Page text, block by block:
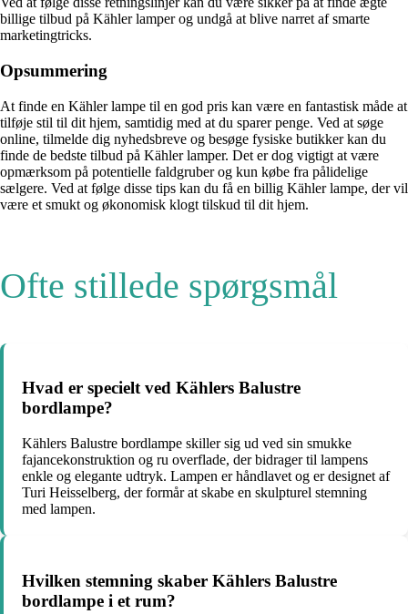
billige tilbud på Kähler lamper og undgå at blive narret af smarte
marketingtricks.
Opsummering
At finde en Kähler lampe til en god pris kan være en fantastisk måde at
tilføje stil til dit hjem, samtidig med at du sparer penge. Ved at søge
online, tilmelde dig nyhedsbreve og besøge fysiske butikker kan du
finde de bedste tilbud på Kähler lamper. Det er dog vigtigt at være
opmærksom på potentielle faldgruber og kun købe fra pålidelige
sælgere. Ved at følge disse tips kan du få en billig Kähler lampe, der vil
være et smukt og økonomisk klogt tilskud til dit hjem.
Ofte stillede spørgsmål
Hvad er specielt ved Kählers Balustre
bordlampe?
Kählers Balustre bordlampe skiller sig ud ved sin smukke
fajancekonstruktion og ru overflade, der bidrager til lampens
enkle og elegante udtryk. Lampen er håndlavet og er designet af
Turi Heisselberg, der formår at skabe en skulpturel stemning
med lampen.
Hvilken stemning skaber Kählers Balustre
bordlampe i et rum?